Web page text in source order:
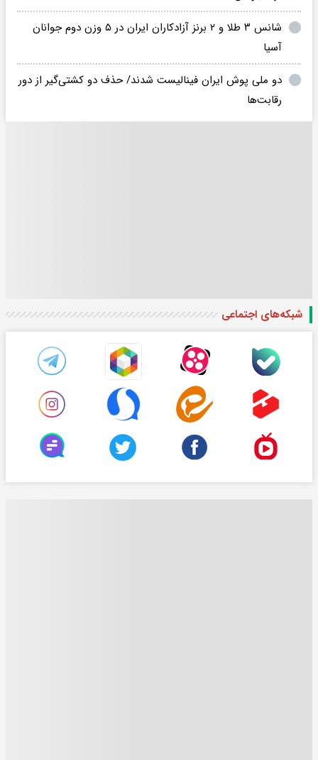
شانس ۳ طلا و ۲ برنز آزادکاران ایران در ۵ وزن دوم جوانان
آسیا
دو ملی پوش ایران فینالیست شدند/ حذف دو کشتی‌گیر از دور
رقابت‌ها
شبکه‌های اجتماعی